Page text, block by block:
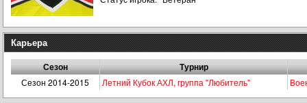
Карьера
Сезон Турнир
Сезон 2014-2015 Летний Кубок АХЛ, группа "Любитель"